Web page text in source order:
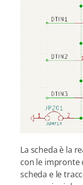
La scheda è la
con le impronte
scheda e le